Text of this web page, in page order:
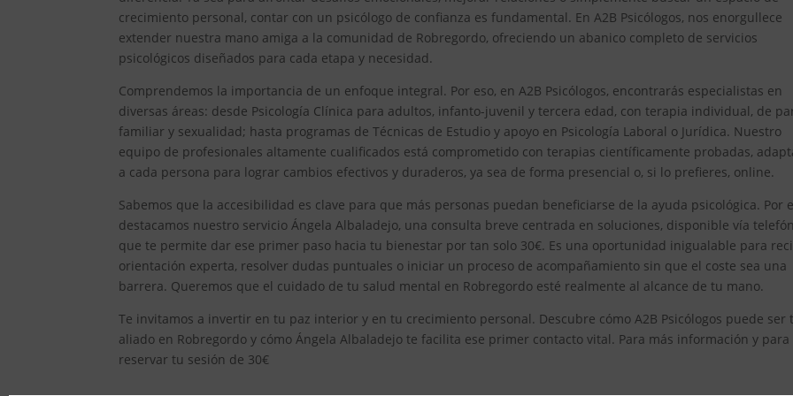
crecimiento personal, contar con un psicólogo de confianza es fundamental. En A2B Psicólogos, nos enorgullece
extender nuestra mano amiga a la comunidad de Robregordo, ofreciendo un abanico completo de servicios
psicológicos diseñados para cada etapa y necesidad.
Comprendemos la importancia de un enfoque integral. Por eso, en A2B Psicólogos, encontrarás especialistas en
diversas áreas: desde Psicología Clínica para adultos, infanto-juvenil y tercera edad, con terapia individual, de
familiar y sexualidad; hasta programas de Técnicas de Estudio y apoyo en Psicología Laboral o Jurídica. Nuestro
equipo de profesionales altamente cualificados está comprometido con terapias científicamente probadas,
a cada persona para lograr cambios efectivos y duraderos, ya sea de forma presencial o, si lo prefieres, online.
Sabemos que la accesibilidad es clave para que más personas puedan beneficiarse de la ayuda psicológica. Por
destacamos nuestro servicio Ángela Albaladejo, una consulta breve centrada en soluciones, disponible vía
que te permite dar ese primer paso hacia tu bienestar por tan solo 30€. Es una oportunidad inigualable para
orientación experta, resolver dudas puntuales o iniciar un proceso de acompañamiento sin que el coste sea una
barrera. Queremos que el cuidado de tu salud mental en Robregordo esté realmente al alcance de tu mano.
Te invitamos a invertir en tu paz interior y en tu crecimiento personal. Descubre cómo A2B Psicólogos puede ser
aliado en Robregordo y cómo Ángela Albaladejo te facilita ese primer contacto vital. Para más información y para
reservar tu sesión de 30€